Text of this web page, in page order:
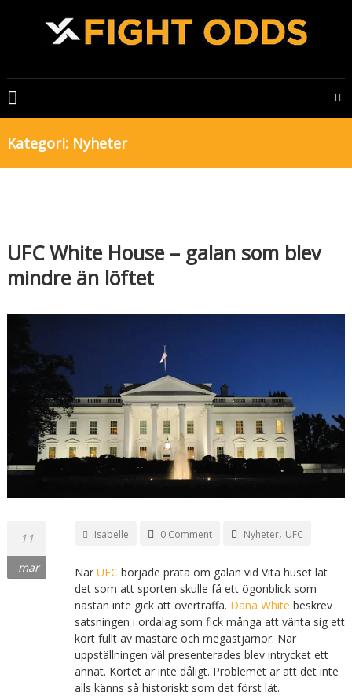
FIGHTODDS
UFC
MMA
tips,
Kategori: Nyheter
UFC White House – galan som blev
mindre än löftet
11
mar
Isabelle 0 Comment Nyheter, UFC
När UFC började prata om galan vid Vita huset lät
det som att sporten skulle få ett ögonblick som
nästan inte gick att överträffa. Dana White beskrev
satsningen i ordalag som fick många att vänta sig ett
kort fullt av mästare och megastjärnor. När
uppställningen väl presenterades blev intrycket ett
annat. Kortet är inte dåligt. Problemet är att det inte
alls känns så historiskt som det först lät.